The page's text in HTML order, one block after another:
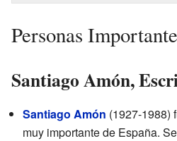
Personas
Santiago Amón,
Santiago Amón (1927-1988)
muy importante de España.